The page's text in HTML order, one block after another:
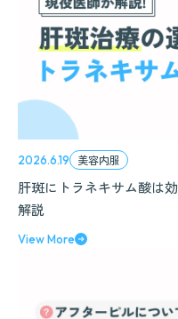
2026.6.19 美容内服
肝斑にトラネキサム酸は
解説
View More